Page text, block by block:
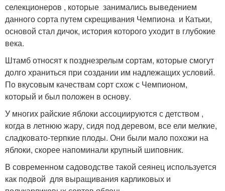
селекционеров , которые занимались выведением
данного сорта путем скрещивания Чемпиона и Катьки,
основой стал дичок, история которого уходит в глубокие
века.
Штамб относят к позднезрелым сортам, которые смогут
долго храниться при создании им надлежащих условий.
По вкусовым качествам сорт схож с Чемпионом,
который и был положен в основу.
У многих райские яблоки ассоциируются с детством ,
когда в летнюю жару, сидя под деревом, все ели мелкие,
сладковато-терпкие плоды. Они были мало похожи на
яблоки, скорее напоминали крупный шиповник.
В современном садоводстве такой сеянец используется
как подвой для выращивания карликовых и